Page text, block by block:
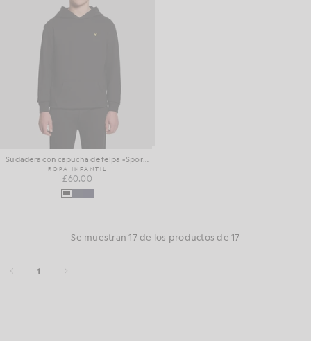
Sudadera con capucha de felpa «Sports Brushback»
ROPA INFANTIL
£60.00
Se muestran 17 de los productos de 17
1